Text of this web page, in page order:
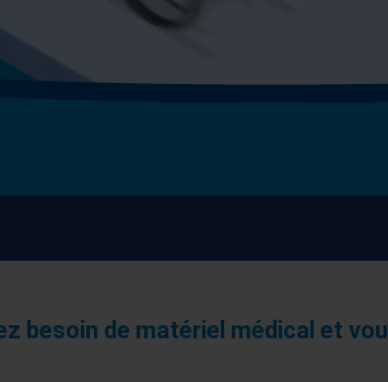
besoin de matériel médical et